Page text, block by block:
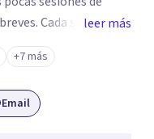
Cada sesión de
a conseguir
destaca la
el tratamiento de
ansiedad , estrés,
leer más
+7 más
Email